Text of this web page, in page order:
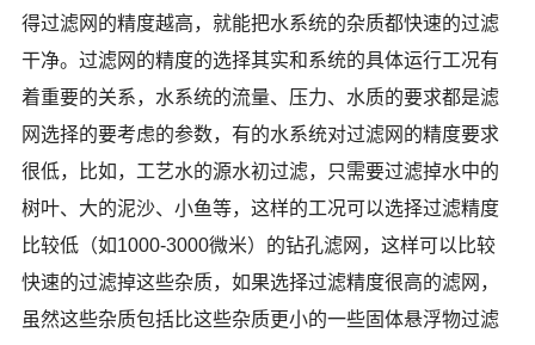
得过滤网的精度越高，就能把水系统的杂质都快速的过滤
干净。过滤网的精度的选择其实和系统的具体运行工况有
着重要的关系，水系统的流量、压力、水质的要求都是滤
网选择的要考虑的参数，有的水系统对过滤网的精度要求
很低，比如，工艺水的源水初过滤，只需要过滤掉水中的
树叶、大的泥沙、小鱼等，这样的工况可以选择过滤精度
比较低（如1000-3000微米）的钻孔滤网，这样可以比较
快速的过滤掉这些杂质，如果选择过滤精度很高的滤网，
虽然这些杂质包括比这些杂质更小的一些固体悬浮物过滤